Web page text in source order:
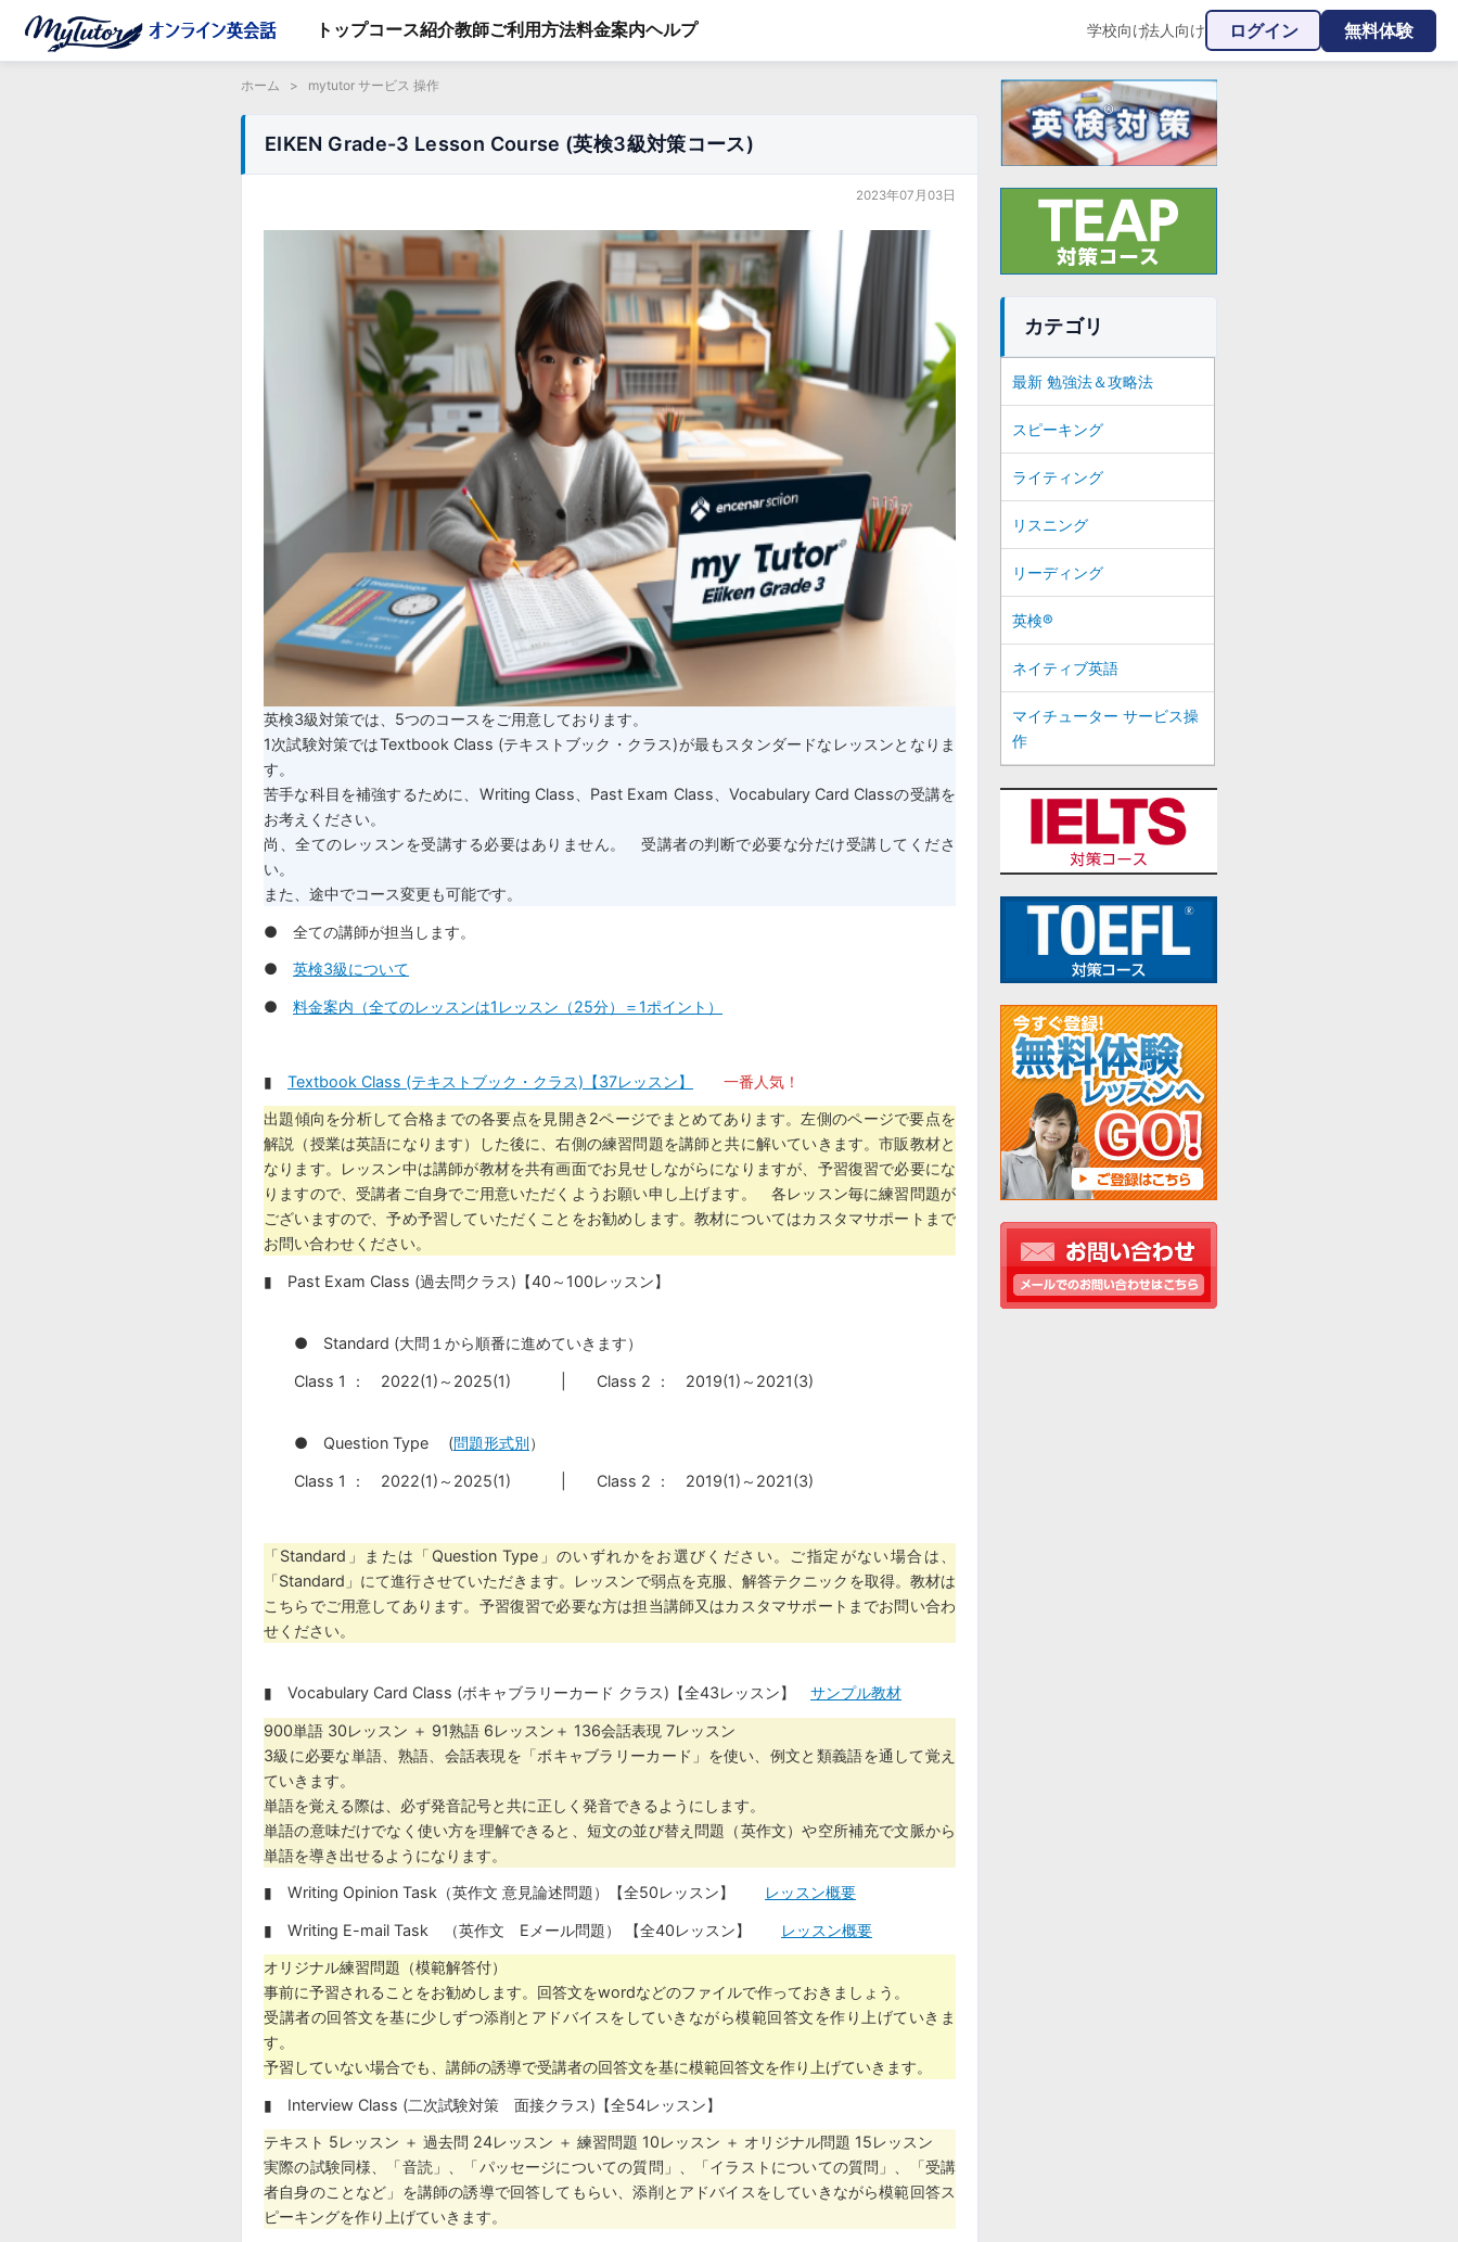
トップコース紹介教師ご利用方法料金案内ヘルプ 学校向け|法人向け ログイン 無料体験
ホーム > mytutor サービス 操作
EIKEN Grade-3 Lesson Course (英検3級対策コース)
2023年07月03日
英検3級対策では、5つのコースをご用意しております。
1次試験対策ではTextbook Class (テキストブック・クラス)が最もスタンダードなレッスンとなりま
す。
苦手な科目を補強するために、Writing Class、Past Exam Class、Vocabulary Card Classの受講を
お考えください。
尚、全てのレッスンを受講する必要はありません。 受講者の判断で必要な分だけ受講してくださ
い。
また、途中でコース変更も可能です。
● 全ての講師が担当します。
● 英検3級について
● 料金案内（全てのレッスンは1レッスン（25分）＝1ポイント）
▮ Textbook Class (テキストブック・クラス)【37レッスン】 一番人気！
出題傾向を分析して合格までの各要点を見開き2ページでまとめてあります。左側のページで要点を
解説（授業は英語になります）した後に、右側の練習問題を講師と共に解いていきます。市販教材と
なります。レッスン中は講師が教材を共有画面でお見せしながらになりますが、予習復習で必要にな
りますので、受講者ご自身でご用意いただくようお願い申し上げます。 各レッスン毎に練習問題が
ございますので、予め予習していただくことをお勧めします。教材についてはカスタマサポートまで
お問い合わせください。
▮ Past Exam Class (過去問クラス)【40～100レッスン】
● Standard (大問１から順番に進めていきます）
Class 1 ： 2022(1)～2025(1) | Class 2 ： 2019(1)～2021(3)
● Question Type (問題形式別）
Class 1 ： 2022(1)～2025(1) | Class 2 ： 2019(1)～2021(3)
「Standard」または「Question Type」のいずれかをお選びください。ご指定がない場合は、
「Standard」にて進行させていただきます。レッスンで弱点を克服、解答テクニックを取得。教材は
こちらでご用意してあります。予習復習で必要な方は担当講師又はカスタマサポートまでお問い合わ
せください。
▮ Vocabulary Card Class (ボキャブラリーカード クラス)【全43レッスン】 サンプル教材
900単語 30レッスン ＋ 91熟語 6レッスン＋ 136会話表現 7レッスン
3級に必要な単語、熟語、会話表現を「ボキャブラリーカード」を使い、例文と類義語を通して覚え
ていきます。
単語を覚える際は、必ず発音記号と共に正しく発音できるようにします。
単語の意味だけでなく使い方を理解できると、短文の並び替え問題（英作文）や空所補充で文脈から
単語を導き出せるようになります。
▮ Writing Opinion Task（英作文 意見論述問題）【全50レッスン】 レッスン概要
▮ Writing E-mail Task （英作文 Eメール問題） 【全40レッスン】 レッスン概要
オリジナル練習問題（模範解答付）
事前に予習されることをお勧めします。回答文をwordなどのファイルで作っておきましょう。
受講者の回答文を基に少しずつ添削とアドバイスをしていきながら模範回答文を作り上げていきま
す。
予習していない場合でも、講師の誘導で受講者の回答文を基に模範回答文を作り上げていきます。
▮ Interview Class (二次試験対策 面接クラス)【全54レッスン】
テキスト 5レッスン ＋ 過去問 24レッスン ＋ 練習問題 10レッスン ＋ オリジナル問題 15レッスン
実際の試験同様、「音読」、「パッセージについての質問」、「イラストについての質問」、「受講
者自身のことなど」を講師の誘導で回答してもらい、添削とアドバイスをしていきながら模範回答ス
ピーキングを作り上げていきます。
カテゴリ
最新 勉強法＆攻略法
スピーキング
ライティング
リスニング
リーディング
英検®
ネイティブ英語
マイチューター サービス操
作